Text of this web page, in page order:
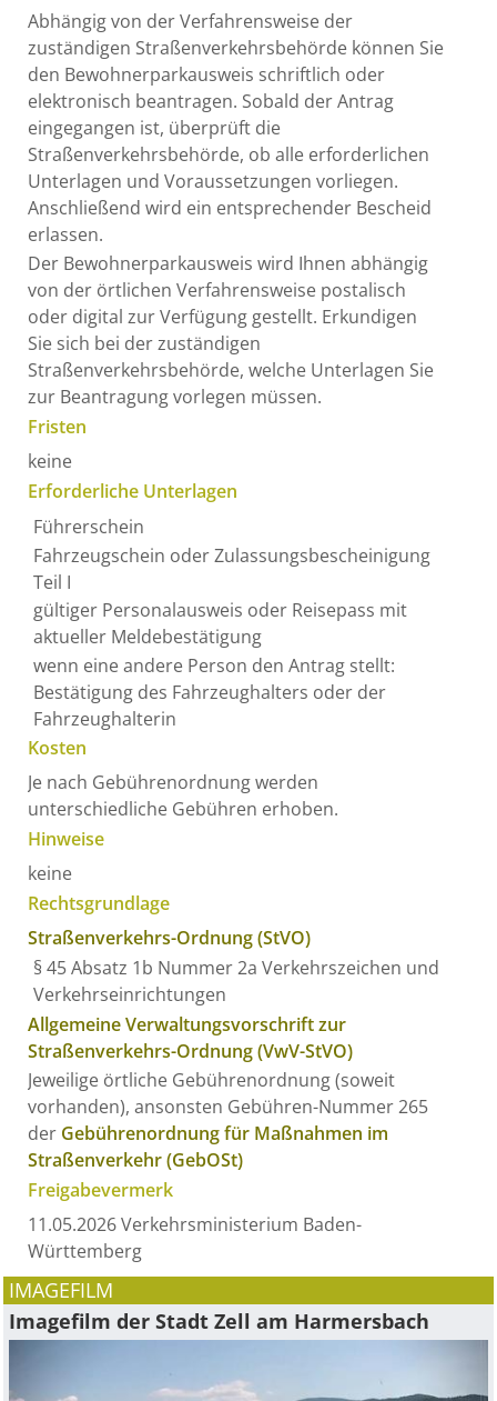
Abhängig von der Verfahrensweise der
zuständigen Straßenverkehrsbehörde können Sie
den Bewohnerparkausweis schriftlich oder
elektronisch beantragen. Sobald der Antrag
eingegangen ist, überprüft die
Straßenverkehrsbehörde, ob alle erforderlichen
Unterlagen und Voraussetzungen vorliegen.
Anschließend wird ein entsprechender Bescheid
erlassen.
Der Bewohnerparkausweis wird Ihnen abhängig
von der örtlichen Verfahrensweise postalisch
oder digital zur Verfügung gestellt. Erkundigen
Sie sich bei der zuständigen
Straßenverkehrsbehörde, welche Unterlagen Sie
zur Beantragung vorlegen müssen.
Fristen
keine
Erforderliche Unterlagen
Führerschein
Fahrzeugschein oder Zulassungsbescheinigung
Teil I
gültiger Personalausweis oder Reisepass mit
aktueller Meldebestätigung
wenn eine andere Person den Antrag stellt:
Bestätigung des Fahrzeughalters oder der
Fahrzeughalterin
Kosten
Je nach Gebührenordnung werden
unterschiedliche Gebühren erhoben.
Hinweise
keine
Rechtsgrundlage
Straßenverkehrs-Ordnung (StVO)
§ 45 Absatz 1b Nummer 2a Verkehrszeichen und
Verkehrseinrichtungen
Allgemeine Verwaltungsvorschrift zur
Straßenverkehrs-Ordnung (VwV-StVO)
Jeweilige örtliche Gebührenordnung (soweit
vorhanden), ansonsten Gebühren-Nummer 265
der Gebührenordnung für Maßnahmen im
Straßenverkehr (GebOSt)
Freigabevermerk
11.05.2026 Verkehrsministerium Baden-
Württemberg
IMAGEFILM
Imagefilm der Stadt Zell am Harmersbach